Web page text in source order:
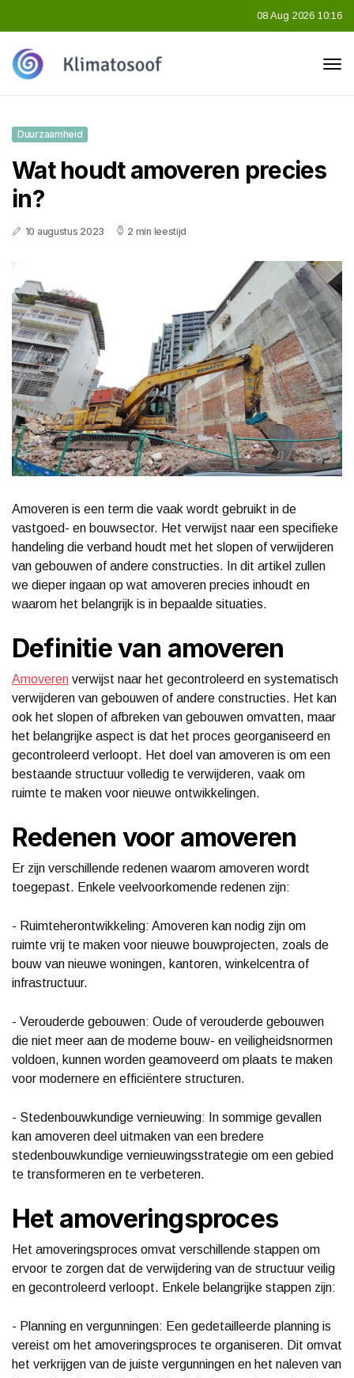
08 Aug 2026 10:16
Duurzaamheid
Wat houdt amoveren precies
in?
10 augustus 2023 2 min leestijd
Amoveren is een term die vaak wordt gebruikt in de
vastgoed- en bouwsector. Het verwijst naar een specifieke
handeling die verband houdt met het slopen of verwijderen
van gebouwen of andere constructies. In dit artikel zullen
we dieper ingaan op wat amoveren precies inhoudt en
waarom het belangrijk is in bepaalde situaties.
Definitie van amoveren
Amoveren verwijst naar het gecontroleerd en systematisch
verwijderen van gebouwen of andere constructies. Het kan
ook het slopen of afbreken van gebouwen omvatten, maar
het belangrijke aspect is dat het proces georganiseerd en
gecontroleerd verloopt. Het doel van amoveren is om een
bestaande structuur volledig te verwijderen, vaak om
ruimte te maken voor nieuwe ontwikkelingen.
Redenen voor amoveren
Er zijn verschillende redenen waarom amoveren wordt
toegepast. Enkele veelvoorkomende redenen zijn:
- Ruimteherontwikkeling: Amoveren kan nodig zijn om
ruimte vrij te maken voor nieuwe bouwprojecten, zoals de
bouw van nieuwe woningen, kantoren, winkelcentra of
infrastructuur.
- Verouderde gebouwen: Oude of verouderde gebouwen
die niet meer aan de moderne bouw- en veiligheidsnormen
voldoen, kunnen worden geamoveerd om plaats te maken
voor modernere en efficiëntere structuren.
- Stedenbouwkundige vernieuwing: In sommige gevallen
kan amoveren deel uitmaken van een bredere
stedenbouwkundige vernieuwingsstrategie om een gebied
te transformeren en te verbeteren.
Het amoveringsproces
Het amoveringsproces omvat verschillende stappen om
ervoor te zorgen dat de verwijdering van de structuur veilig
en gecontroleerd verloopt. Enkele belangrijke stappen zijn:
- Planning en vergunningen: Een gedetailleerde planning is
vereist om het amoveringsproces te organiseren. Dit omvat
het verkrijgen van de juiste vergunningen en het naleven van